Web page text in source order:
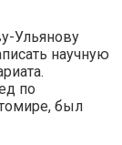
Ульянову
научную
по
был